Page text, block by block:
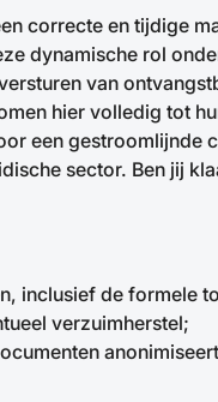
correcte en tijdige
dynamische rol
van
hier volledig tot
een
sector. Ben jij
inclusief de formele
verzuimherstel;